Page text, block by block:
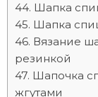
Шапка
Шапка
Вязание
резинкой
Шапочка
жгутами